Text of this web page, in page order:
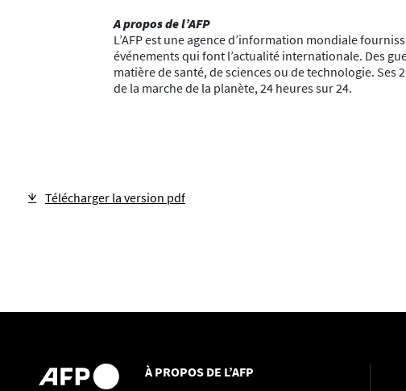
A propos de l’AFP
L’AFP est une agence d’information mondiale
événements qui font l’actualité internationale. Des
matière de santé, de sciences ou de technologie.
de la marche de la planète, 24 heures sur 24.
Télécharger la version pdf
À PROPOS DE L’AFP